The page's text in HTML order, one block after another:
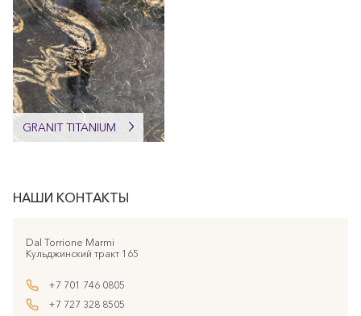
GRANIT TITANIUM
НАШИ КОНТАКТЫ
Dal Torrione Marmi
Кульджинский тракт 165
+7 701 746 0805
+7 727 328 8505